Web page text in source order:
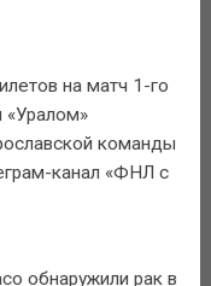
на матч 1-го
«Уралом»
команды
канал «ФНЛ с
обнаружили рак в